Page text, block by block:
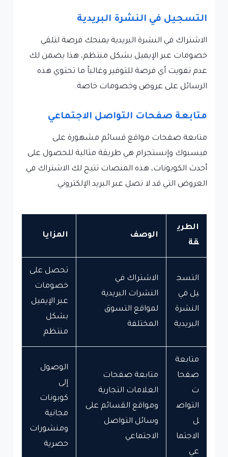
التسجيل في النشرة البريدية
الاشتراك في النشرة البريدية يمنحك فرصة لتلقي
خصومات عبر الإيميل بشكل منتظم، هذا يضمن لك
عدم تفويت أي فرصة للتوفير وغالباً ما تحتوي هذه
الرسائل على عروض وخصومات خاصة.
متابعة صفحات التواصل الاجتماعي
متابعة صفحات مواقع قسائم مشهورة على
فيسبوك وإنستجرام هي طريقة مثالية للحصول على
أحدث الكوبونات، هذه المنصات تتيح لك الاشتراك في
العروض التي قد لا تصل عبر البريد الإلكتروني.
الطري
قة
الوصف المزايا
التسج
يل في
النشرة
البريدية
الاشتراك في
النشرات البريدية
لمواقع التسوق
المختلفة
تحصل على
خصومات
عبر الإيميل
بشكل
منتظم
متابعة
صفحا
ت
التواص
ل
الاجتما
عي
متابعة صفحات
العلامات التجارية
ومواقع القسائم على
وسائل التواصل
الاجتماعي
الوصول
إلى
كوبونات
مجانية
ومنشورات
حصرية